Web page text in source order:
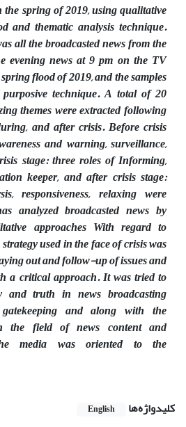
spring of 2019, using qualitative
and thematic analysis technique.
all the broadcasted news from the
evening news at 9 pm on the TV
flood of 2019, and the samples
technique. A total of 20
themes were extracted following
and after crisis. Before crisis
and warning, surveillance,
stage: three roles of Informing,
keeper, and after crisis stage:
responsiveness, relaxing were
analyzed broadcasted news by
approaches With regard to
used in the face of crisis was
out and follow-up of issues and
a critical approach. It was tried to
and truth in news broadcasting
and along with the
the field of news content and
the media was oriented to the
کلیدواژه‌ها English